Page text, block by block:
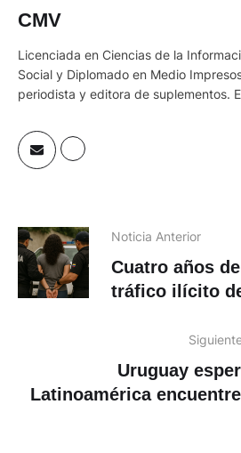
CMV
Licenciada en Ciencias de la
Social y Diplomado en Medio
periodista y editora de suplementos.
Noticia Anterior
Cuatro años
tráfico ilícito
Uruguay
Latinoamérica encuentre